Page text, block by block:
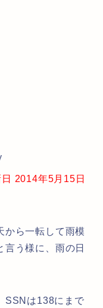
2014年5月15日
ら一転して雨模
う様に、雨の日
SSNは138にまで